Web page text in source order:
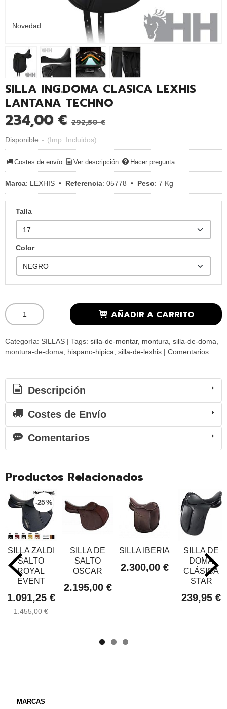
MARCAS
Novedad
SILLA ING.DOMA CLASICA LEXHIS
LANTANA TECHNO
234,00 € 292,50 €
Disponible - (Imp. Incluidos)
Costes de envío Ver descripción Hacer pregunta
Marca: LEXHIS • Referencia: 05778 • Peso: 7 Kg
Talla
Color
AÑADIR A CARRITO
Categoría: SILLAS | Tags: silla-de-montar montura silla-de-doma
montura-de-doma hispano-hipica silla-de-lexhis | Comentarios
Descripción
Costes de Envío
Comentarios
Productos Relacionados
-25 %
SILLA ZALDI
SALTO
ROYAL
EVENT
1.091,25 €
1.455,00 €
SILLA DE
SALTO
OSCAR
2.195,00 €
SILLA IBERIA
2.300,00 €
SILLA DE
DOMA
CLÁSICA
STAR
239,95 €